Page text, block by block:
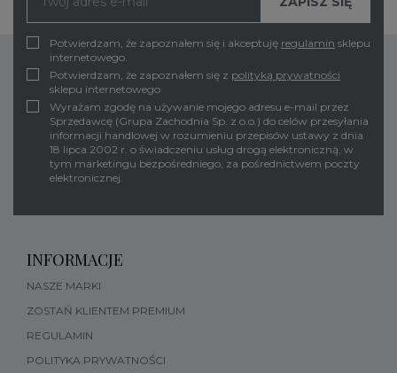
Potwierdzam, że zapoznałem się i akceptuję regulamin sklepu
internetowego.
Potwierdzam, że zapoznałem się z polityką prywatności
sklepu internetowego
Wyrażam zgodę na używanie mojego adresu e-mail przez
Sprzedawcę (Grupa Zachodnia Sp. z o.o.) do celów przesyłania
informacji handlowej w rozumieniu przepisów ustawy z dnia
18 lipca 2002 r. o świadczeniu usług drogą elektroniczną, w
tym marketingu bezpośredniego, za pośrednictwem poczty
elektronicznej.
INFORMACJE
NASZE MARKI
ZOSTAŃ KLIENTEM PREMIUM
REGULAMIN
POLITYKA PRYWATNOŚCI